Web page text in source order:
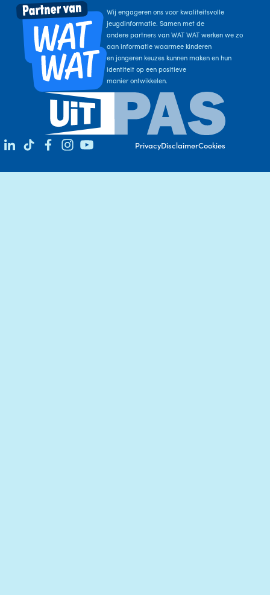
Wij engageren ons voor kwaliteitsvolle
jeugdinformatie. Samen met de
andere partners van WAT WAT werken we zo
aan informatie waarmee kinderen
en jongeren keuzes kunnen maken en hun
identiteit op een positieve
manier ontwikkelen.
LinkedInTikTokFacebook
Instagram
YouTube PrivacyDisclaimerCookies